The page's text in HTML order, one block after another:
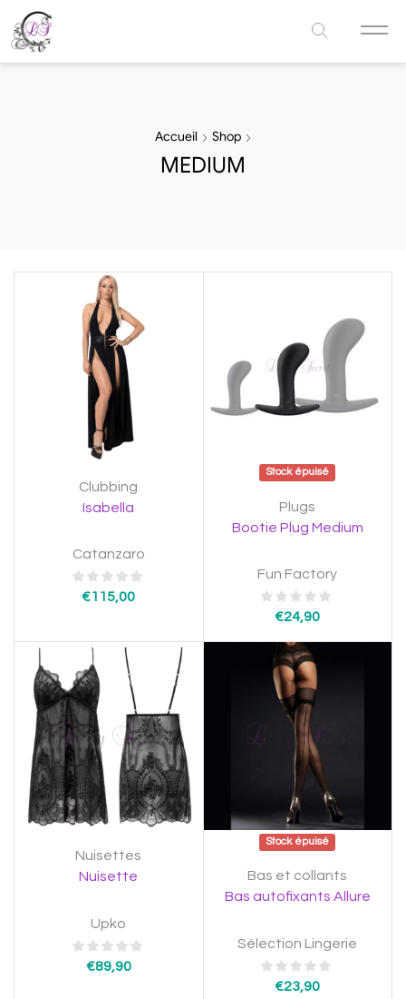
Accueil Shop
MEDIUM
Clubbing
Isabella
Catanzaro
€115,00
Stock épuisé
Plugs
Bootie Plug Medium
Fun Factory
€24,90
Nuisettes
Nuisette
Upko
€89,90
Stock épuisé
Bas et collants
Bas autofixants Allure
Sélection Lingerie
€23,90